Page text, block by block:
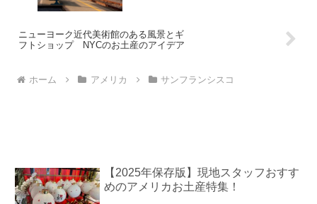
ニューヨーク近代美術館のある風景とギ
フトショップ NYCのお土産のアイデア
ホーム アメリカ サンフランシスコ
【2025年保存版】現地スタッフおすす
めのアメリカお土産特集！